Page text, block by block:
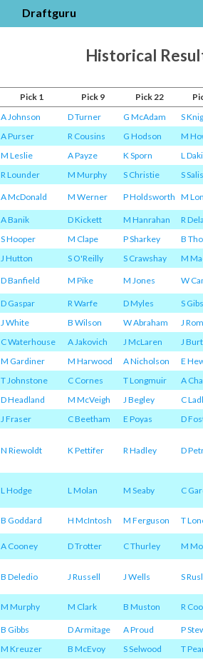
Draftguru
Historical
Pick 1 Pick 9 Pick 22
A Johnson D Turner G McAdam S
A Purser R Cousins G Hodson M
M Leslie A Payze K Sporn L
R Lounder M Murphy S Christie S
A McDonald M Werner P Holdsworth M
A Banik D Kickett M Hanrahan R
S Hooper M Clape P Sharkey B
J Hutton S O'Reilly S Crawshay M
D Banfield M Pike M Jones W
D Gaspar R Warfe D Myles S
J White B Wilson W Abraham J
C Waterhouse A Jakovich J McLaren J
M Gardiner M Harwood A Nicholson E
T Johnstone C Cornes T Longmuir A
D Headland M McVeigh J Begley C
J Fraser C Beetham E Poyas D
N Riewoldt K Pettifer R Hadley D
L Hodge L Molan M Seaby C
B Goddard H McIntosh M Ferguson T
A Cooney D Trotter C Thurley M
B Deledio J Russell J Wells S
M Murphy M Clark B Muston R
B Gibbs D Armitage A Proud P
M Kreuzer B McEvoy S Selwood T